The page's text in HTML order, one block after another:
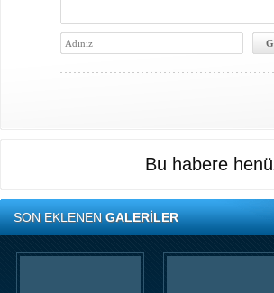
Bu habere
SON EKLENENGALERİLER